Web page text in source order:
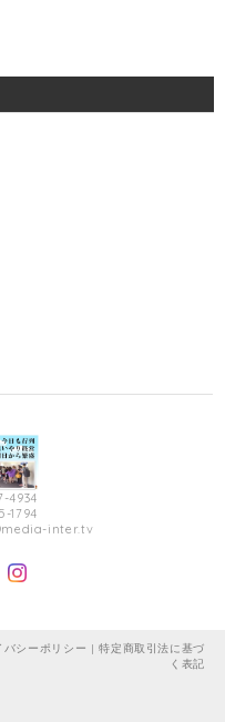
4934
1794
inter.tv
バシーポリシー |特定商取引法に基づ
く表記